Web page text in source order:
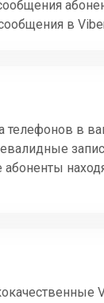
в
телефонов в